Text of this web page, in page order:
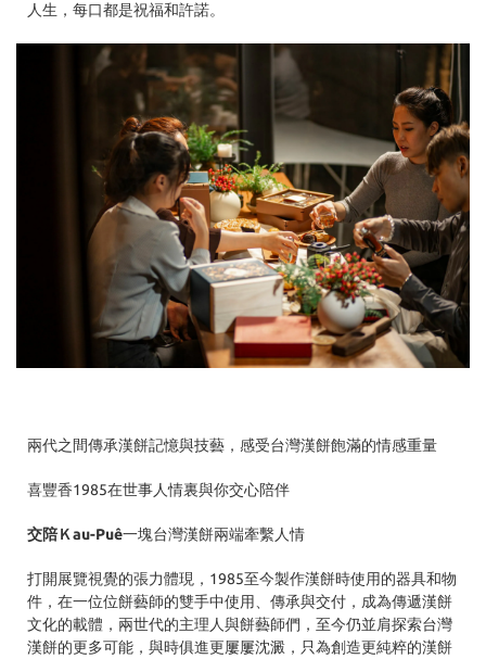
人生，每口都是祝福和許諾。
兩代之間傳承漢餅記憶與技藝，感受台灣漢餅飽滿的情感重量
喜豐香1985在世事人情裏與你交心陪伴
交陪Ｋau-Puê一塊台灣漢餅兩端牽繫人情
打開展覽視覺的張力體現，1985至今製作漢餅時使用的器具和物
件，在一位位餅藝師的雙手中使用、傳承與交付，成為傳遞漢餅
文化的載體，兩世代的主理人與餅藝師們，至今仍並肩探索台灣
漢餅的更多可能，與時俱進更屢屢沈澱，只為創造更純粹的漢餅